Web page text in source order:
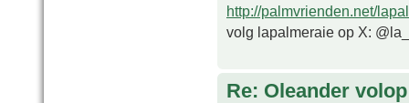
http://palmvrienden.net/
volg lapalmeraie op X:
Re: Oleander